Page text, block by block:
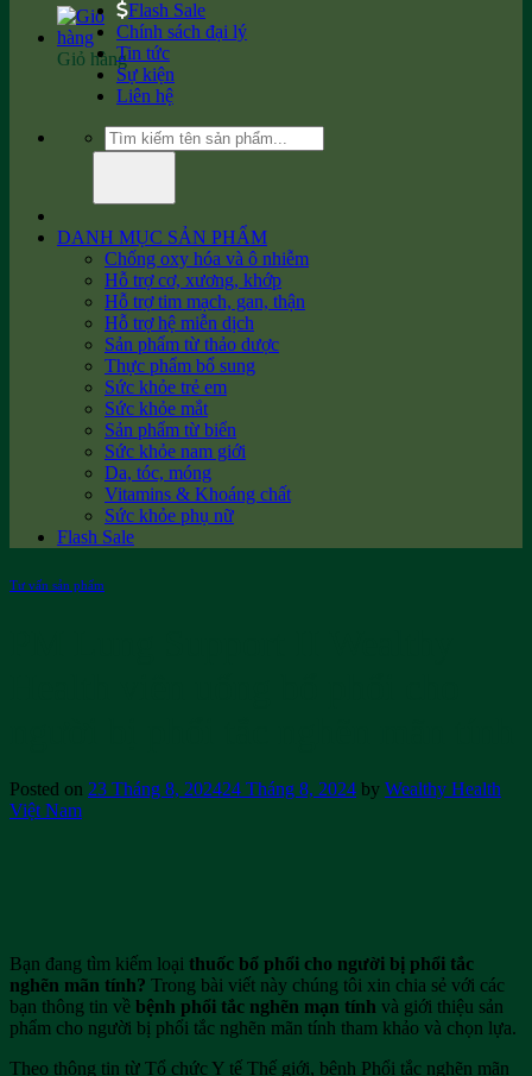
Giỏ hàng
Flash Sale
Chính sách đại lý
Tin tức
Sự kiện
Liên hệ
Tìm
kiếm:
DANH MỤC SẢN PHẨM
Chống oxy hóa và ô nhiễm
Hỗ trợ cơ, xương, khớp
Hỗ trợ tim mạch, gan, thận
Hỗ trợ hệ miễn dịch
Sản phẩm từ thảo dược
Thực phẩm bổ sung
Sức khỏe trẻ em
Sức khỏe mắt
Sản phẩm từ biển
Sức khỏe nam giới
Da, tóc, móng
Vitamins & Khoáng chất
Sức khỏe phụ nữ
Flash Sale
Tư vấn sản phẩm
Posted on 23 Tháng 8, 202424 Tháng 8, 2024 by Wealthy Health
Việt Nam
Bạn đang tìm kiếm loại thuốc bổ phổi cho người bị phổi tắc
nghẽn mãn tính? Trong bài viết này chúng tôi xin chia sẻ với các
bạn thông tin về bệnh phổi tắc nghẽn mạn tính và giới thiệu sản
phẩm cho người bị phổi tắc nghẽn mãn tính tham khảo và chọn lựa.
Theo thông tin từ Tổ chức Y tế Thế giới, bệnh Phổi tắc nghẽn mãn